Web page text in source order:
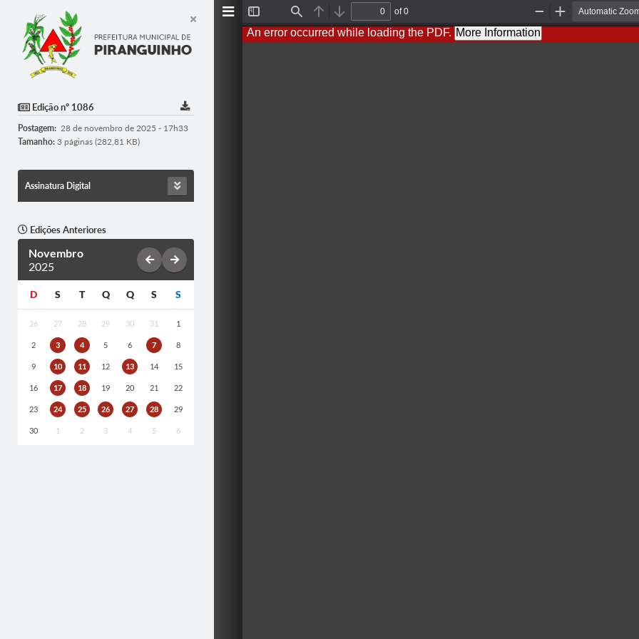
Edição nº 1086
Postagem: 28 de novembro de 2025 - 17h33
Tamanho: 3 páginas (282,81 KB)
Assinatura Digital
Edições Anteriores
Novembro
2025
D S T Q Q S S
26 27 28 29 30 31 1
2 3 4 5 6 7 8
9 10 11 12 13 14 15
16 17 18 19 20 21 22
23 24 25 26 27 28 29
30 1 2 3 4 5 6
Sidebar
Find Previous
Next
of 0
Out
An error occurred while loading the PDF. More Information